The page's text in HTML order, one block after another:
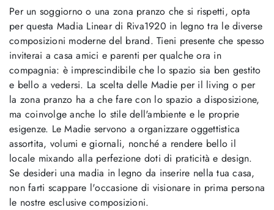
Per un soggiorno o una zona pranzo che si rispetti, opta
per questa Madia Linear di Riva1920 in legno tra le diverse
composizioni moderne del brand. Tieni presente che spesso
inviterai a casa amici e parenti per qualche ora in
compagnia: è imprescindibile che lo spazio sia ben gestito
e bello a vedersi. La scelta delle Madie per il living o per
la zona pranzo ha a che fare con lo spazio a disposizione,
ma coinvolge anche lo stile dell'ambiente e le proprie
esigenze. Le Madie servono a organizzare oggettistica
assortita, volumi e giornali, nonché a rendere bello il
locale mixando alla perfezione doti di praticità e design.
Se desideri una madia in legno da inserire nella tua casa,
non farti scappare l'occasione di visionare in prima persona
le nostre esclusive composizioni.